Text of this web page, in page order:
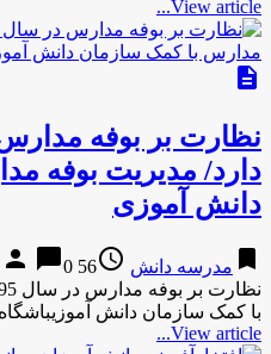
View article...
description
دارد/ مدیریت بوفه
دانش آموزی
bookmark مدرسه دانش access_time
56 years ago
person chat_bubble0
با کمک سازمان دانش آموزیباشگاه
View article...